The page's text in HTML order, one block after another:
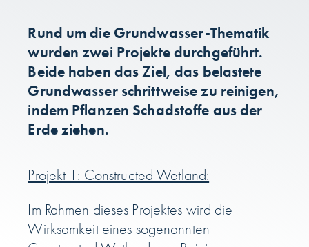
Rund um die Grundwasser-Thematik
wurden zwei Projekte durchgeführt.
Beide haben das Ziel, das belastete
Grundwasser schrittweise zu reinigen,
indem Pflanzen Schadstoffe aus der
Erde ziehen.
Projekt 1: Constructed Wetland:
Im Rahmen dieses Projektes wird die
Wirksamkeit eines sogenannten